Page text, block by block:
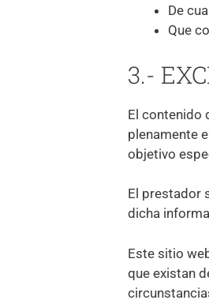
De
Que
3.-
El contenido
plenamente
objetivo
El prestador
dicha
Este sitio
que existan